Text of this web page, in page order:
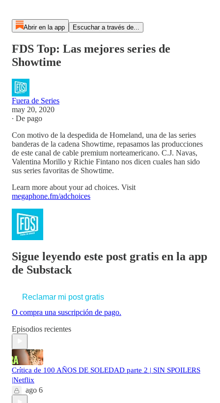
Abrir en la app Escuchar a través de...
FDS Top: Las mejores series de
Showtime
Fuera de Series
may 20, 2020
∙ De pago
Con motivo de la despedida de Homeland, una de las series
banderas de la cadena Showtime, repasamos las producciones
de este canal de cable premium norteamericano. C.J. Navas,
Valentina Morillo y Richie Fintano nos dicen cuales han sido
sus series favoritas de Showtime.
Learn more about your ad choices. Visit
megaphone.fm/adchoices
Sigue leyendo este post gratis en la app
de Substack
Reclamar mi post gratis
O compra una suscripción de pago.
Episodios recientes
Crítica de 100 AÑOS DE SOLEDAD parte 2 | SIN SPOILERS
|Netflix
ago 6